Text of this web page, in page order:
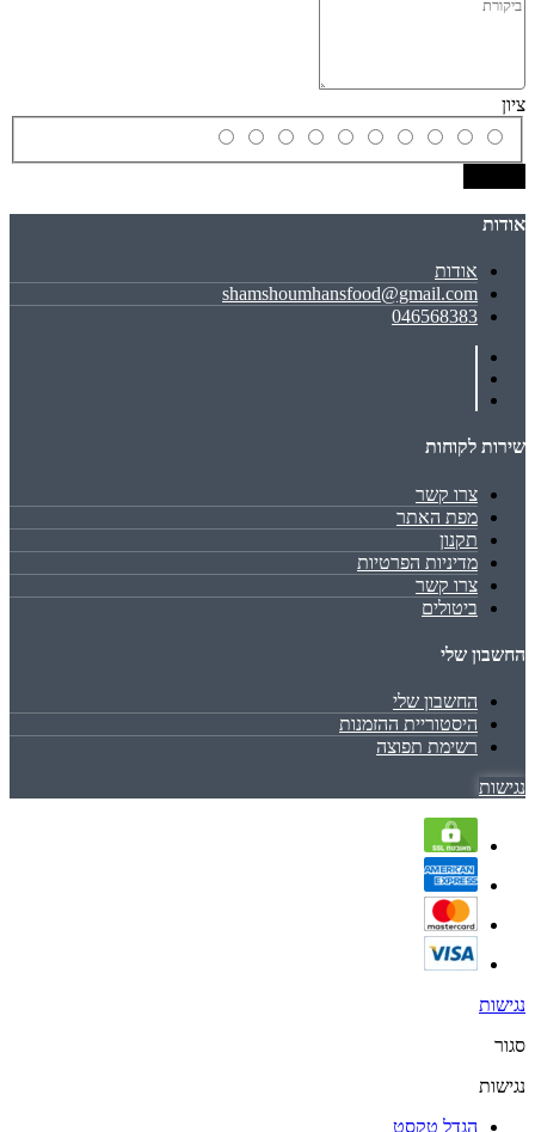
ציון
אודות
אודות
shamshoumhansfood@gmail.com
046568383
שירות לקוחות
צרו קשר
מפת האתר
תקנון
מדיניות הפרטיות
צרו קשר
ביטולים
החשבון שלי
החשבון שלי
היסטוריית ההזמנות
רשימת תפוצה
נגישות
נגישות
סגור
נגישות
הגדל טקסט